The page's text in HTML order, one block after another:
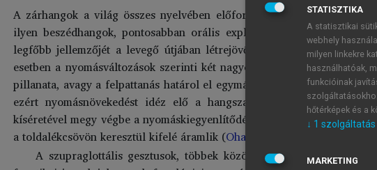
A zárhangok a világ összes nyelvében előforduló beszédhangok (
ilyen beszédhangok, pontosabban orális explozívák, azaz felpattanó
legfőbb jellemzőjét a levegő útjában létrejövő zár/akadály adja, ami
esetben a nyomásváltozások szerinti két nagyobb fázisra tudjuk
pillanata, avagy a felpattanás határol el egymástól. A zárszakaszban a
ezért nyomásnövekedést idéz elő a hangszalagok feletti ún.
kíséretével megy végbe a nyomáskiegyenlítődés, ahogyan a nagyobb
a toldalékcsövön keresztül kifelé áramlik (Ohala 1997
A szupraglottális gesztusok, többek között a zöngeképzés
STATISZTIKA
A statisztikai
webhely
milyen linkekre
használhatóak,
funkcióinak
hőtérképek és a
↓ 1 szolgáltatás
MARKETING